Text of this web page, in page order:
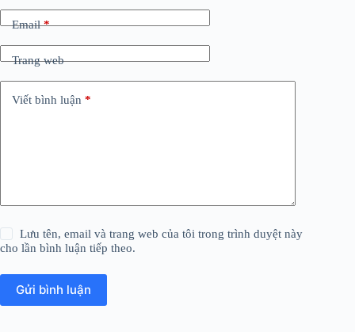
Email*
Trang web
Viết bình luận *
Lưu tên, email và trang web của tôi trong trình duyệt này
cho lần bình luận tiếp theo.
Gửi bình luận